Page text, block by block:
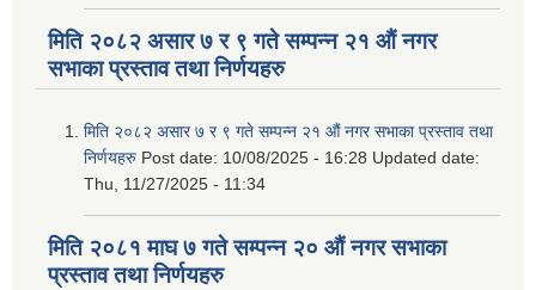
मिति २०८२ असार ७ र ९ गते सम्पन्न २१ औं नगर
सभाका प्रस्ताव तथा निर्णयहरु
मिति २०८२ असार ७ र ९ गते सम्पन्न २१ औं नगर सभाका प्रस्ताव तथा
निर्णयहरु Post date: 10/08/2025 - 16:28 Updated date:
Thu, 11/27/2025 - 11:34
मिति २०८१ माघ ७ गते सम्पन्न २० औं नगर सभाका
प्रस्ताव तथा निर्णयहरु